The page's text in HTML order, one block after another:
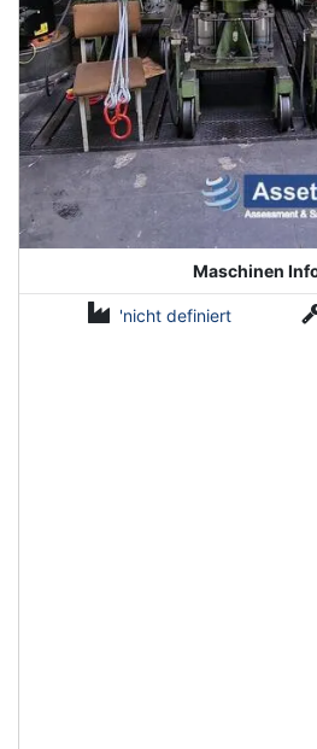
Maschinen
'nicht definiert